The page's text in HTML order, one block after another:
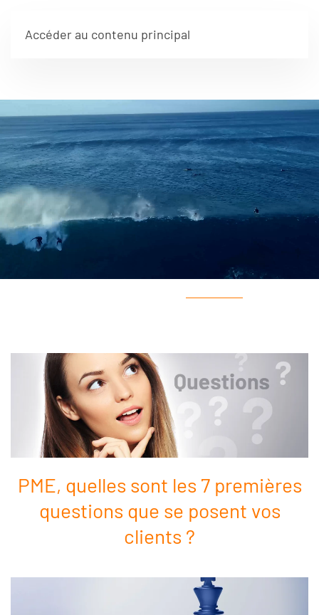
Accéder au contenu principal
PME, quelles sont les 7 premières
questions que se posent vos
clients ?